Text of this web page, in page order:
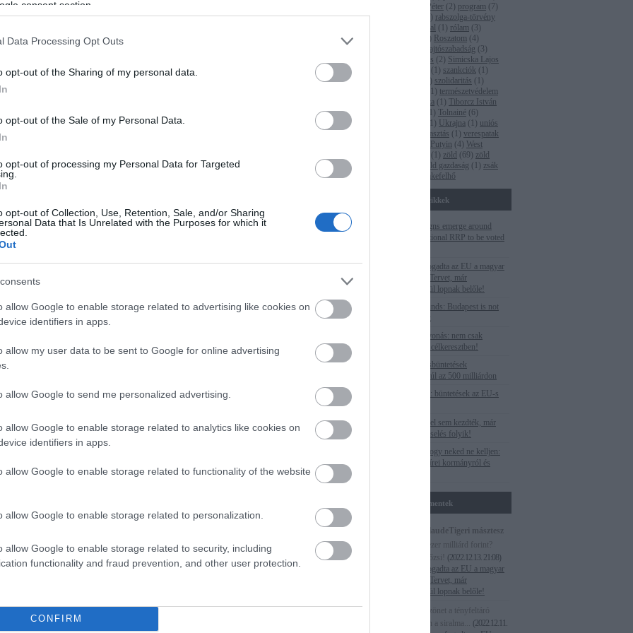
consent section.
Data Processing Opt Outs
opt-out of the Sharing of my personal data.
opt-out of the Sale of my Personal Data.
opt-out of processing my Personal Data for Targeted
opt-out of Collection, Use, Retention, Sale, and/or Sharing
Data that Is Unrelated with the Purposes for which it
allow Google to enable storage related to advertising like cookies on
identifiers in apps.
allow my user data to be sent to Google for online advertising
allow Google to send me personalized advertising.
allow Google to enable storage related to analytics like cookies on
identifiers in apps.
allow Google to enable storage related to functionality of the website
allow Google to enable storage related to personalization.
allow Google to enable storage related to security, including
functionality and fraud prevention, and other user protection.
CONFIRM
Nagy dérrel-dúrral harangozta be tavaly az OLAF jelentésének nyilvánosságra hozásakor a
körüli, „minden idők legnagyobb korrupciós botránya” elleni könyörtelen fellépést. Az a
kérdés ugyan nyitva maradt, hogy ha…
Tetszik
Az EU is vizsgálódik
érdeklődés középpontjában. Még szeptemberben vázoltam fel azt az összefüggést, kiterjedt
Polt Péter ( 2 ) program ( 7 )
) rabszolga-törvény
Rogán Antal ( ) rólam ( 3 )
) Roszatom (4)
sajtószabadság ( 3 )
Seszták Miklós ( 2 ) Simicska Lajos
( ) szankciók (
)
) szolidaritás (
)
) természetvédelem
Terner Géza ( ) Tiborcz István
) Tolnainé ( 6 )
) Ukrajna ( ) uniós
választás ( ) verespatak
Vlagyimir Putyin (4) West
( ) zöld ( 69 ) zöld
zöld gazdaság ( ) zsák
Címkefelhő
Fontosabb cikkek
Corruption signs emerge around
Hungarian national RRP to be voted
Még el sem fogadta az EU a magyar
Helyreállítási Tervet, már
szemérmetlenül lopnak belőle!
Cutting EU funds: Budapest is not
Uniós pénzelvonás: nem csak
Budapest van célkeresztben!
Az EU-s óriásbüntetések
végszámlája: túl az 500 milliárdon
Veszteséglista: büntetések az EU-s
Paks II.: még el sem kezdték, már
válságmenedzselés folyik!
Megnéztük, hogy neked ne kelljen:
Egy hét M1 hírei kormányról és
Utolsó kommentek
Magna cum laudeTigeri másztesz
Több ezer milliárd forint?
Lesz habzsi dőzsi! (2022.12.13. 21:08 )
Még el sem fogadta az EU a magyar
Helyreállítási Tervet, már
szemérmetlenül lopnak belőle!
Köszönet a tényfeltáró
postért. Abban a siralma... (2022.12.11.